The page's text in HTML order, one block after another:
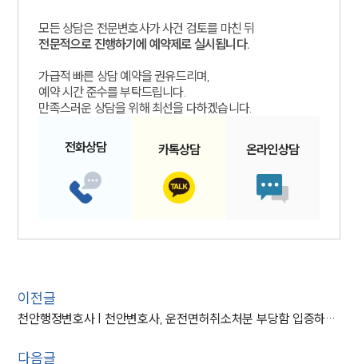
모든 상담은 전문변호사가 사건 검토를 마친 뒤
전문적으로 진행하기에 예약제로 실시됩니다.
가급적 빠른 상담 예약을 권유드리며,
예약 시간 준수를 부탁드립니다.
만족스러운 상담을 위해 최선을 다하겠습니다.
전화상담 카톡상담 온라인상담
이전글
천안행정변호사 | 천안변호사, 운전면허취소처분 부당함 입증하여 처분 변경
다음글